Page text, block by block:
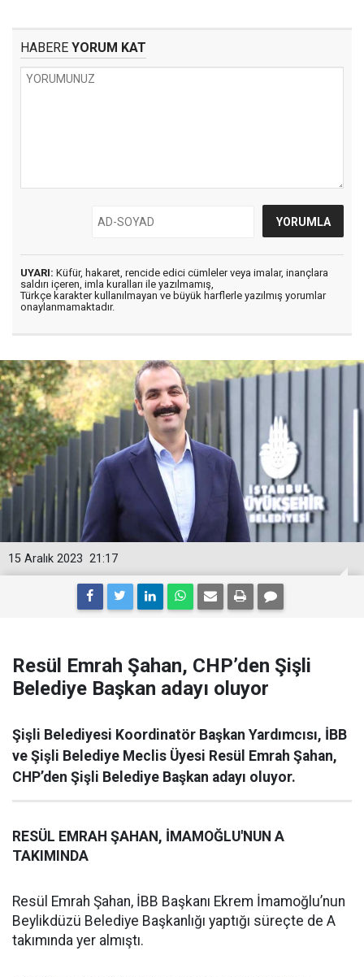
HABERE YORUM KAT
UYARI: Küfür, hakaret, rencide edici cümleler veya imalar, inançlara
saldırı içeren, imla kuralları ile yazılmamış,
Türkçe karakter kullanılmayan ve büyük harflerle yazılmış yorumlar
onaylanmamaktadır.
21:17
15 Aralık 2023
Resül Emrah Şahan, CHP’den Şişli
Belediye Başkan adayı oluyor
Şişli Belediyesi Koordinatör Başkan Yardımcısı, İBB
ve Şişli Belediye Meclis Üyesi Resül Emrah Şahan,
CHP’den Şişli Belediye Başkan adayı oluyor.
RESÜL EMRAH ŞAHAN, İMAMOĞLU'NUN A
TAKIMINDA
Resül Emrah Şahan, İBB Başkanı Ekrem İmamoğlu’nun
Beylikdüzü Belediye Başkanlığı yaptığı süreçte de A
takımında yer almıştı.